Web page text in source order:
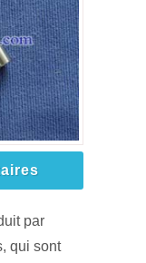
par
qui sont